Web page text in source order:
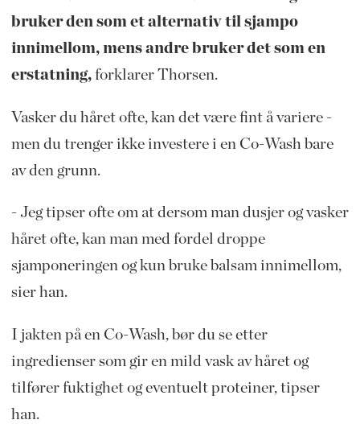
bruker den som et alternativ til sjampo
innimellom, mens andre bruker det som en
erstatning,forklarer Thorsen.
Vasker du håret ofte, kan det være fint å variere -
men du trenger ikke investere i en Co-Wash bare
av den grunn.
- Jeg tipser ofte om at dersom man dusjer og vasker
håret ofte, kan man med fordel droppe
sjamponeringen og kun bruke balsam innimellom,
sier han.
I jakten på en Co-Wash, bør du se etter
ingredienser som gir en mild vask av håret og
tilfører fuktighet og eventuelt proteiner, tipser
han.